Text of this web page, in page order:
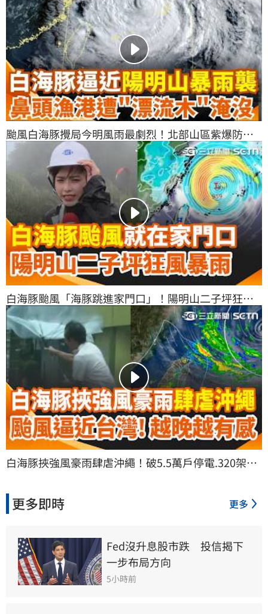
颱風白海豚攪局今明風雨最劇烈！北部山區紫爆防豪
雨 鼻頭漁港慘被淹沒｜三立新聞網 SETN.com
白海豚颱風「海豚跳進家門口」！陽明山二子坪狂風
暴雨 能見度低遊客防颱提早下山 外圍環流甩雨！西南
風週一接力 南台灣雨勢增｜三立新聞網 SETN.com
白海豚挾強風豪雨肆虐沖繩！破5.5萬戶停電.320架航
轟到南｜三立新聞網 SETN.com
更多即時 更多
Fed沒升息股市跌　投信揭下
一步布局方向
5小時前